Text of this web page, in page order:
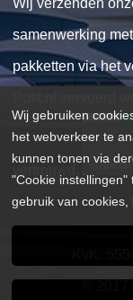
Wij verzenden
samenwerking
pakketten via het
KvK:
Wij gebruiken
het webverkeer te
kunnen tonen via
"Cookie instellingen"
gebruik van cookies,